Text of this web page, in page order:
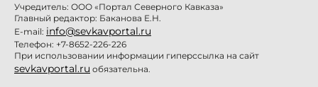
Учредитель: ООО «Портал Северного Кавказа»
Главный редактор: Баканова Е.Н.
E-mail: info@sevkavportal.ru
Телефон: +7-8652-226-226
При использовании информации гиперссылка на сайт
sevkavportal.ru обязательна.